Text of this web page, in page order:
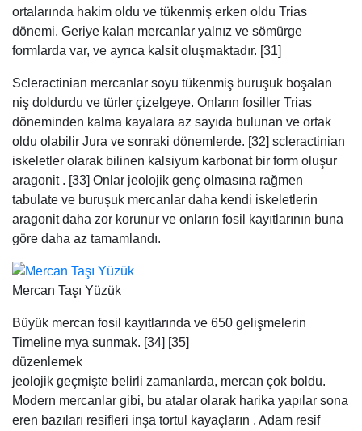
ortalarında hakim oldu ve tükenmiş erken oldu Trias
dönemi. Geriye kalan mercanlar yalnız ve sömürge
formlarda var, ve ayrıca kalsit oluşmaktadır. [31]
Scleractinian mercanlar soyu tükenmiş buruşuk boşalan
niş doldurdu ve türler çizelgeye. Onların fosiller Trias
döneminden kalma kayalara az sayıda bulunan ve ortak
oldu olabilir Jura ve sonraki dönemlerde. [32] scleractinian
iskeletler olarak bilinen kalsiyum karbonat bir form oluşur
aragonit . [33] Onlar jeolojik genç olmasına rağmen
tabulate ve buruşuk mercanlar daha kendi iskeletlerin
aragonit daha zor korunur ve onların fosil kayıtlarının buna
göre daha az tamamlandı.
Mercan Taşı Yüzük
Büyük mercan fosil kayıtlarında ve 650 gelişmelerin
Timeline mya sunmak. [34] [35]
düzenlemek
jeolojik geçmişte belirli zamanlarda, mercan çok boldu.
Modern mercanlar gibi, bu atalar olarak harika yapılar sona
eren bazıları resifleri inşa tortul kayaçların . Adam resif